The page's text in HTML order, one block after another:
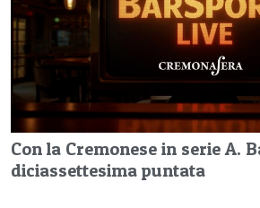
Con la Cremonese in serie A.
diciassettesima puntata